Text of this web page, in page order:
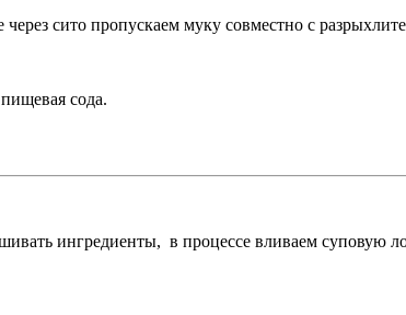
сито пропускаем муку совместно с
сода.
ингредиенты, в процессе вливаем суповую